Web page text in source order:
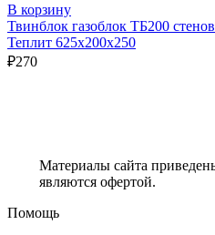
В корзину
Твинблок газоблок ТБ200
Теплит 625х200х250
₽270
Материалы сайта
являются офертой.
Помощь